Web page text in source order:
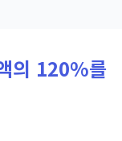
의 120%를